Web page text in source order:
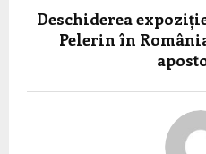
Deschiderea
Pelerin în